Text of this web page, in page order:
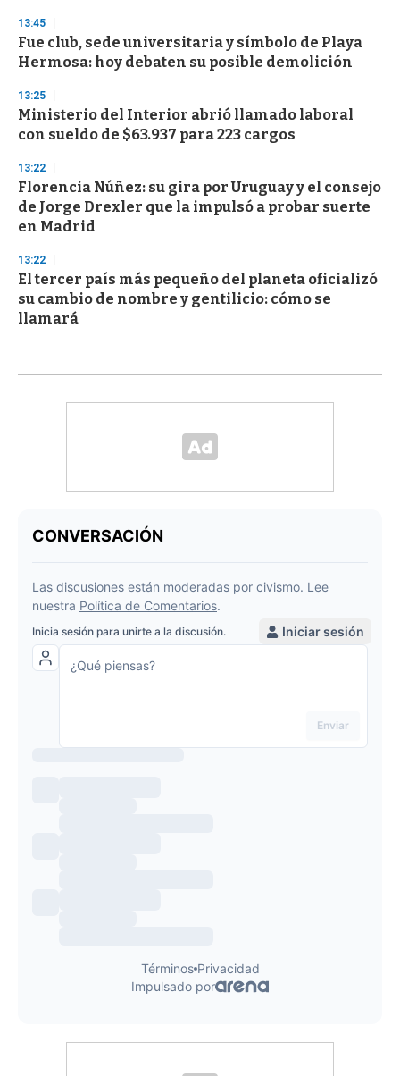
13:45
Fue club, sede universitaria y símbolo de Playa
Hermosa: hoy debaten su posible demolición
13:25
Ministerio del Interior abrió llamado laboral
con sueldo de $63.937 para 223 cargos
13:22
Florencia Núñez: su gira por Uruguay y el consejo
de Jorge Drexler que la impulsó a probar suerte
en Madrid
13:22
El tercer país más pequeño del planeta oficializó
su cambio de nombre y gentilicio: cómo se
llamará